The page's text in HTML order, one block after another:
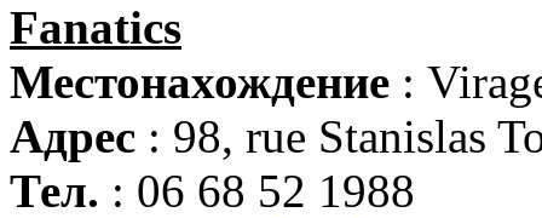
Fanatics
Местонахождение :
Адрес : 98, rue Stanislas
Тел. : 06 68 52 1988